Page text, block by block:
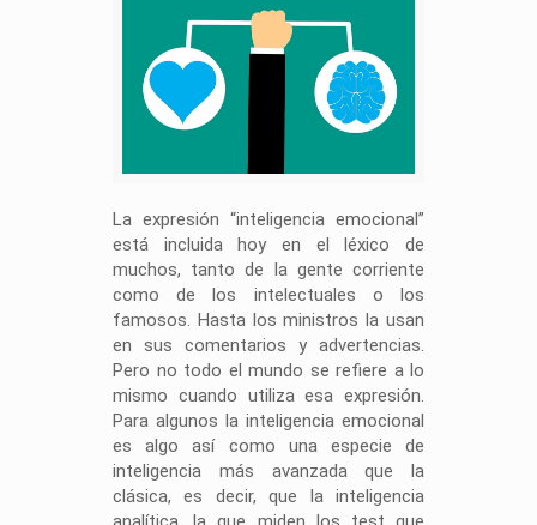
La expresión “inteligencia emocional”
está incluida hoy en el léxico de
muchos, tanto de la gente corriente
como de los intelectuales o los
famosos. Hasta los ministros la usan
en sus comentarios y advertencias.
Pero no todo el mundo se refiere a lo
mismo cuando utiliza esa expresión.
Para algunos la inteligencia emocional
es algo así como una especie de
inteligencia más avanzada que la
clásica, es decir, que la inteligencia